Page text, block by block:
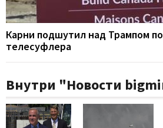
Карни подшутил над Трампом
телесуфлера
Внутри "Новости